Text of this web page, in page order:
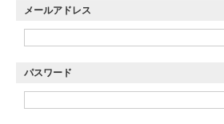
メールアドレス
パスワード